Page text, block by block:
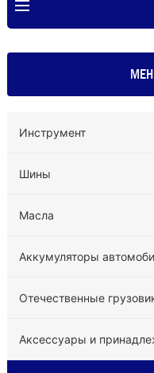
Инструмент
Шины
Масла
Аккумуляторы
Отечественные
Аксессуары и